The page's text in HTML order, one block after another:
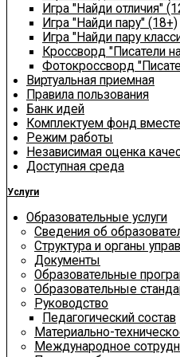
Игра "Найди отличия"
Игра "Найди пару" (18+)
Игра "Найди пару
Кроссворд "Писатели
Фотокроссворд
Виртуальная приемная
Правила пользования
Банк идей
Комплектуем фонд вместе
Режим работы
Независимая оценка
Доступная среда
Услуги
Образовательные услуги
Сведения об
Структура и органы
Документы
Образовательные
Образовательные
Руководство
Педагогический состав
Материально-
Международное